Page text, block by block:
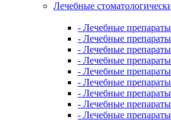
Лечебные
- Лечебные
- Лечебные
- Лечебные
- Лечебные
- Лечебные
- Лечебные
- Лечебные
- Лечебные
- Лечебные